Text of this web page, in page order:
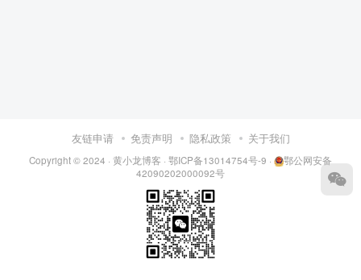
友链申请 免责声明 隐私政策 关于我们
Copyright © 2024 ·黄小龙博客 ·鄂ICP备13014754号-9 ·
鄂公网安备
42090202000092号